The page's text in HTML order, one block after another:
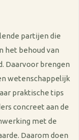
partijen die
het behoud van
Daarvoor brengen
wetenschappelijk
praktische tips
concreet aan de
met de
Daarom doen